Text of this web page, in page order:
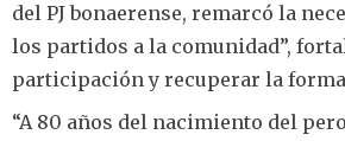
del PJ bonaerense, remarcó la
los partidos a la comunidad”,
participación y recuperar la
“A 80 años del nacimiento del